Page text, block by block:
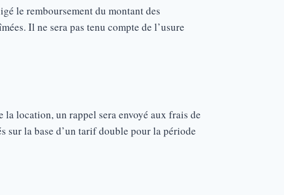
le remboursement du montant des
Il ne sera pas tenu compte de l’usure
la location, un rappel sera envoyé aux frais de
sur la base d’un tarif double pour la période